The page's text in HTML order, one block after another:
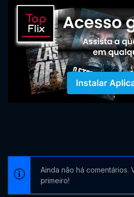
Ainda não há comentários.
primeiro!